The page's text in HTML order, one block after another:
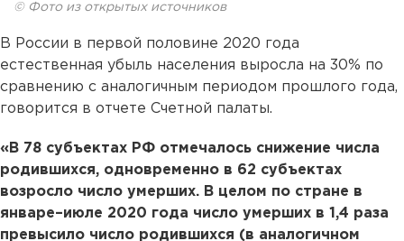
© Фото из открытых источников
В России в первой половине 2020 года
естественная убыль населения выросла на 30% по
сравнению с аналогичным периодом прошлого года,
говорится в отчете Счетной палаты.
«В 78 субъектах РФ отмечалось снижение числа
родившихся, одновременно в 62 субъектах
возросло число умерших. В целом по стране в
январе–июле 2020 года число умерших в 1,4 раза
превысило число родившихся (в аналогичном